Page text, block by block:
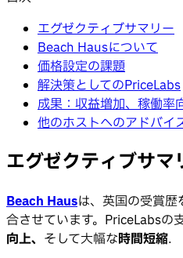
エグゼクティブサマリー
Beach Hausについて
価格設定の課題
解決策としてのPriceLabs
成果：収益増加、稼働率
他のホストへのアドバイ
エグゼクティブサマ
Beach Hausは、英国の受賞
合させています。PriceLabsの
向上、 そして大幅な時間短縮.